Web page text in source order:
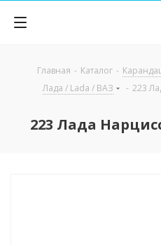
Главная - Каталог -
Лада / Lada / ВАЗ
- 223
223 Лада